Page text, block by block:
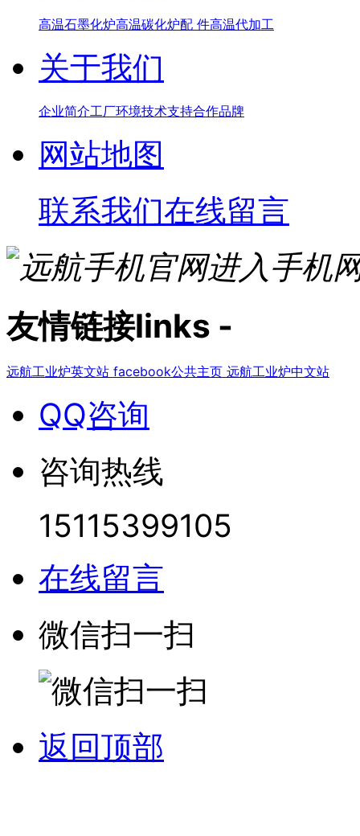
高温石墨化炉高温碳化炉配 件高温代加工
关于我们
企业简介工厂环境技术支持合作品牌
网站地图
联系我们在线留言
进入手机
友情链接links -
远航工业炉英文站 facebook公共主页 远航工业炉中文站
QQ咨询
咨询热线
15115399105
在线留言
微信扫一扫
返回顶部